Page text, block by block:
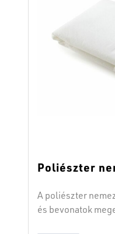
Poliészter
A poliészter
és bevonatok